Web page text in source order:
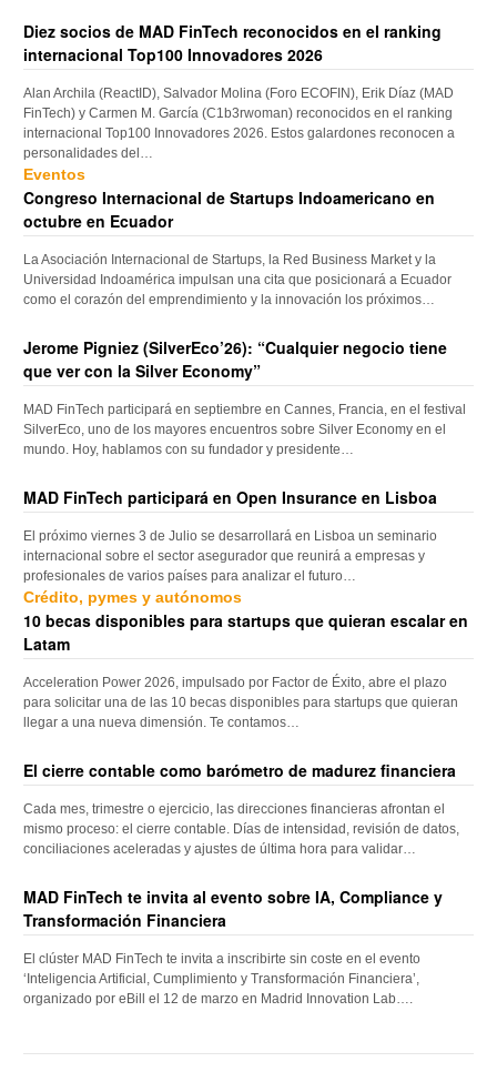
Diez socios de MAD FinTech reconocidos en el ranking
internacional Top100 Innovadores 2026
Alan Archila (ReactID), Salvador Molina (Foro ECOFIN), Erik Díaz (MAD
FinTech) y Carmen M. García (C1b3rwoman) reconocidos en el ranking
internacional Top100 Innovadores 2026. Estos galardones reconocen a
personalidades del…
Eventos
Congreso Internacional de Startups Indoamericano en
octubre en Ecuador
La Asociación Internacional de Startups, la Red Business Market y la
Universidad Indoamérica impulsan una cita que posicionará a Ecuador
como el corazón del emprendimiento y la innovación los próximos…
Jerome Pigniez (SilverEco’26): “Cualquier negocio tiene
que ver con la Silver Economy”
MAD FinTech participará en septiembre en Cannes, Francia, en el festival
SilverEco, uno de los mayores encuentros sobre Silver Economy en el
mundo. Hoy, hablamos con su fundador y presidente…
MAD FinTech participará en Open Insurance en Lisboa
El próximo viernes 3 de Julio se desarrollará en Lisboa un seminario
internacional sobre el sector asegurador que reunirá a empresas y
profesionales de varios países para analizar el futuro…
Crédito, pymes y autónomos
10 becas disponibles para startups que quieran escalar en
Latam
Acceleration Power 2026, impulsado por Factor de Éxito, abre el plazo
para solicitar una de las 10 becas disponibles para startups que quieran
llegar a una nueva dimensión. Te contamos…
El cierre contable como barómetro de madurez financiera
Cada mes, trimestre o ejercicio, las direcciones financieras afrontan el
mismo proceso: el cierre contable. Días de intensidad, revisión de datos,
conciliaciones aceleradas y ajustes de última hora para validar…
MAD FinTech te invita al evento sobre IA, Compliance y
Transformación Financiera
El clúster MAD FinTech te invita a inscribirte sin coste en el evento
‘Inteligencia Artificial, Cumplimiento y Transformación Financiera’,
organizado por eBill el 12 de marzo en Madrid Innovation Lab….